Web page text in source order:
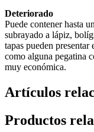
Deteriorado
Puede contener hasta
subrayado a lápiz,
tapas pueden presentar
como alguna pegatina
muy económica.
Artículos
Productos